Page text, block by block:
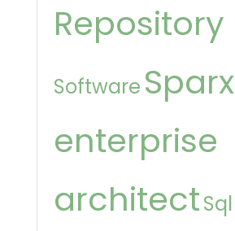
Repository
Software Sparx
enterprise
architectSql